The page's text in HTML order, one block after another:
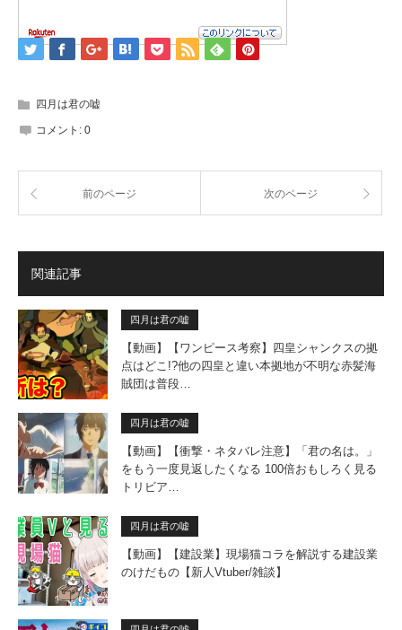
四月は君の嘘
コメント: 0
前のページ 次のページ
関連記事
四月は君の嘘
【動画】【ワンピース考察】四皇シャンクスの拠
点はどこ!?他の四皇と違い本拠地が不明な赤髪海
賊団は普段…
四月は君の嘘
【動画】【衝撃・ネタバレ注意】「君の名は。」
をもう一度見返したくなる 100倍おもしろく見る
トリビア…
四月は君の嘘
【動画】【建設業】現場猫コラを解説する建設業
のけだもの【新人Vtuber/雑談】